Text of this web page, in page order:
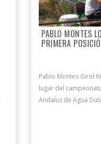
PABLO MONTES
PRIMERA
Pablo Montes Girol
lugar del
Andaluz de Agua